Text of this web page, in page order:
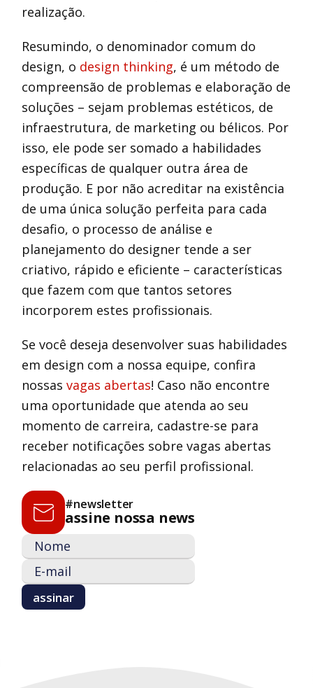
realização.
Resumindo, o denominador comum do
design, o design thinking, é um método de
compreensão de problemas e elaboração de
soluções – sejam problemas estéticos, de
infraestrutura, de marketing ou bélicos. Por
isso, ele pode ser somado a habilidades
específicas de qualquer outra área de
produção. E por não acreditar na existência
de uma única solução perfeita para cada
desafio, o processo de análise e
planejamento do designer tende a ser
criativo, rápido e eficiente – características
que fazem com que tantos setores
incorporem estes profissionais.
Se você deseja desenvolver suas habilidades
em design com a nossa equipe, confira
nossasvagas abertas! Caso não encontre
uma oportunidade que atenda ao seu
momento de carreira, cadastre-se para
receber notificações sobre vagas abertas
relacionadas ao seu perfil profissional.
#newsletter
assine nossa news